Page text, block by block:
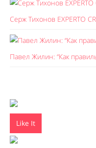
Серж Тихонов EXPERTO
Павел Жилин: “Как
Like It